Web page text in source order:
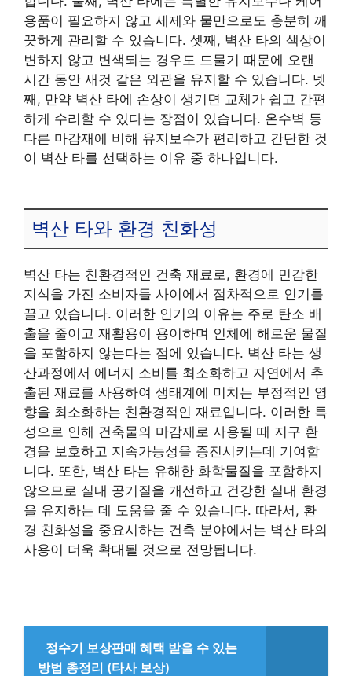
용품이 필요하지 않고 세제와 물만으로도 충분히 깨
끗하게 관리할 수 있습니다. 셋째, 벽산 타의 색상이
변하지 않고 변색되는 경우도 드물기 때문에 오랜
시간 동안 새것 같은 외관을 유지할 수 있습니다. 넷
째, 만약 벽산 타에 손상이 생기면 교체가 쉽고 간편
하게 수리할 수 있다는 장점이 있습니다. 온수벽 등
다른 마감재에 비해 유지보수가 편리하고 간단한 것
이 벽산 타를 선택하는 이유 중 하나입니다.
벽산 타와 환경 친화성
벽산 타는 친환경적인 건축 재료로, 환경에 민감한
지식을 가진 소비자들 사이에서 점차적으로 인기를
끌고 있습니다. 이러한 인기의 이유는 주로 탄소 배
출을 줄이고 재활용이 용이하며 인체에 해로운 물질
을 포함하지 않는다는 점에 있습니다. 벽산 타는 생
산과정에서 에너지 소비를 최소화하고 자연에서 추
출된 재료를 사용하여 생태계에 미치는 부정적인 영
향을 최소화하는 친환경적인 재료입니다. 이러한 특
성으로 인해 건축물의 마감재로 사용될 때 지구 환
경을 보호하고 지속가능성을 증진시키는데 기여합
니다. 또한, 벽산 타는 유해한 화학물질을 포함하지
않으므로 실내 공기질을 개선하고 건강한 실내 환경
을 유지하는 데 도움을 줄 수 있습니다. 따라서, 환
경 친화성을 중요시하는 건축 분야에서는 벽산 타의
사용이 더욱 확대될 것으로 전망됩니다.
정수기 보상판매 혜택 받을 수 있는
방법 총정리 (타사 보상)